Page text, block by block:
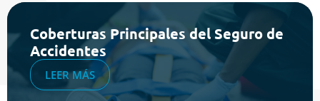
Coberturas Principales del Seguro de
Accidentes
LEER MÁS